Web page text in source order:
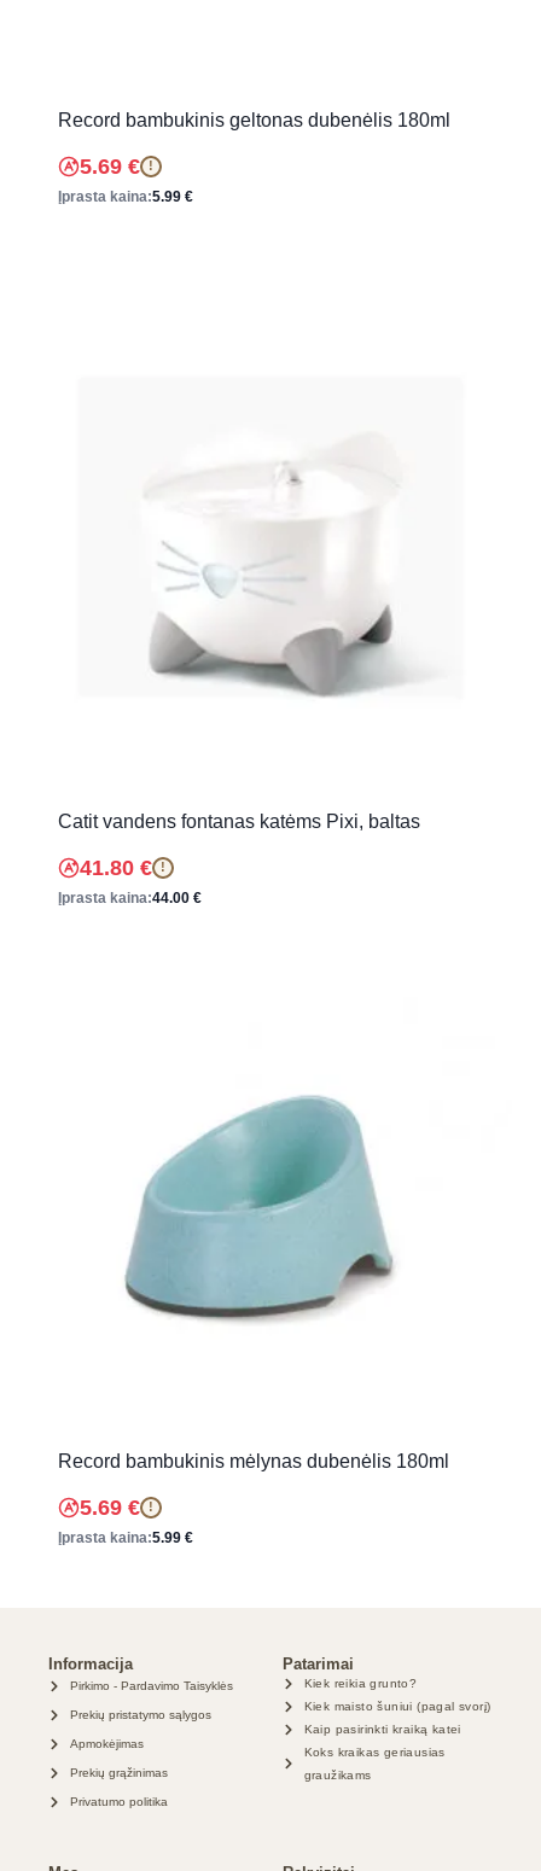
Record bambukinis geltonas dubenėlis 180ml
5.69 € !
Įprasta kaina:5.99 €
Catit vandens fontanas katėms Pixi, baltas
41.80 € !
Įprasta kaina:44.00 €
Record bambukinis mėlynas dubenėlis 180ml
5.69 € !
Įprasta kaina:5.99 €
Informacija
Pirkimo - Pardavimo Taisyklės
Prekių pristatymo sąlygos
Apmokėjimas
Prekių grąžinimas
Privatumo politika
Patarimai
Kiek reikia grunto?
Kiek maisto šuniui (pagal svorį)
Kaip pasirinkti kraiką katei
Koks kraikas geriausias
graužikams